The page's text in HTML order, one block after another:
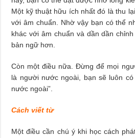
Một kỹ thuật hữu ích nhất đó là thu
với âm chuẩn. Nhờ vậy bạn có thể
khác với âm chuẩn và dần dần
bản ngữ hơn.
Còn một điều nữa. Đừng để mọi
là người nước ngoài, bạn sẽ luôn
nước ngoài”.
Cách viết từ
Một điều cần chú ý khi học cách